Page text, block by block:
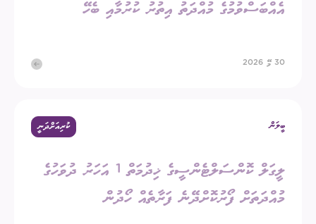
އެއްބަސްވުމުގެ މުއްދަތު އިތުރު ކުރުމާއި ބެހޭ
30 މޭ 2026
ބީލަން ކުރިއަށްދަނީ
ލީގަލް ކޮންސަލްޓެންސީގެ ޚިދުމަތް 1 އަހަރު ދުވަހުގެ
މުއްދަތަށް ފޯރުކޮށްދޭނެ ފަރާތެއް ހޯދުން